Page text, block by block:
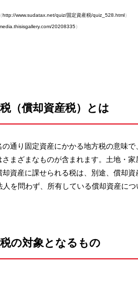
http://www.sudatax.net/quiz/固定資産税/quiz_528.html）
20208335）
（償却資産税）とは
通り固定資産にかかる地方税の意味
まざまなものが含まれます。土地・家
資産に課せられる税は、別途、償却資
を問わず、所有している償却資産に
の対象となるもの